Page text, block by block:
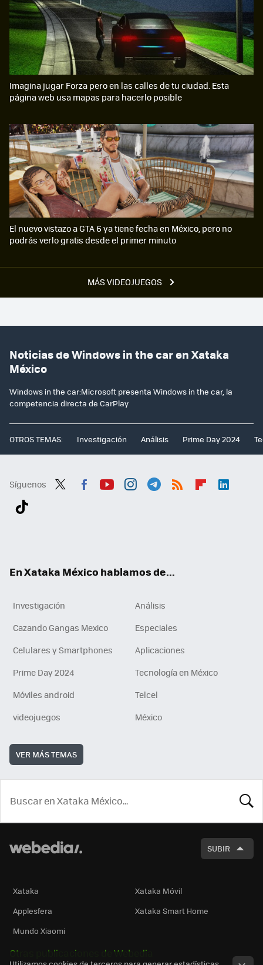
MÁS VIDEOJUEGOS
Imagina jugar Forza pero en las calles de tu ciudad. Esta
página web usa mapas para hacerlo posible
El nuevo vistazo a GTA 6 ya tiene fecha en México, pero no
podrás verlo gratis desde el primer minuto
Noticias de Windows in the car en Xataka
México
Windows in the car:Microsoft presenta Windows in the car, la
competencia directa de CarPlay
OTROS TEMAS: Investigación Análisis Prime Day 2024
Síguenos
En Xataka México hablamos de...
Investigación
Análisis
Cazando Gangas Mexico
Especiales
Celulares y Smartphones
Aplicaciones
Prime Day 2024
Tecnología en México
Móviles android
Telcel
videojuegos
México
VER MÁS TEMAS
SUBIR
Xataka
Xataka Móvil
Applesfera
Xataka Smart Home
Mundo Xiaomi
Otras publicaciones de Webedia